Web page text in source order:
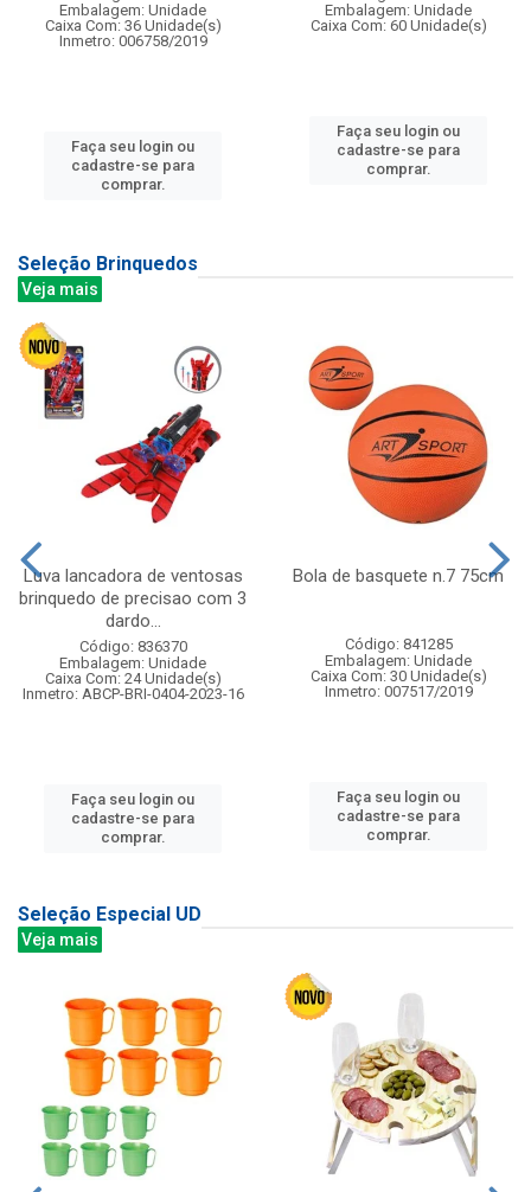
Embalagem: Unidade
Caixa Com: 36 Unidade(s)
Inmetro: 006758/2019
Faça seu login ou
cadastre-se para
comprar.
Embalagem: Unidade
Caixa Com: 60 Unidade(s)
Faça seu login ou
cadastre-se para
comprar.
Seleção Brinquedos
Veja mais
Luva lancadora de ventosas
brinquedo de precisao com 3
dardo...
Código: 836370
Embalagem: Unidade
Caixa Com: 24 Unidade(s)
Inmetro: ABCP-BRI-0404-2023-16
Faça seu login ou
cadastre-se para
comprar.
Bola de basquete n.7 75cm
Código: 841285
Embalagem: Unidade
Caixa Com: 30 Unidade(s)
Inmetro: 007517/2019
Faça seu login ou
cadastre-se para
comprar.
Seleção Especial UD
Veja mais